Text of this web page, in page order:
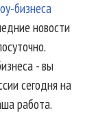
бизнеса
новости
- вы
сегодня на
работа.